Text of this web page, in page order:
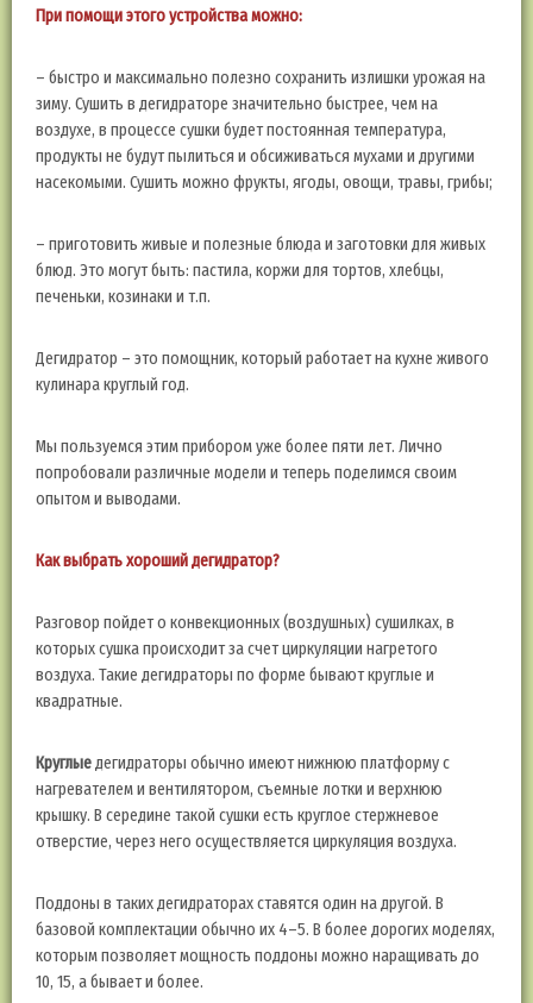
При помощи этого устройства можно:
– быстро и максимально полезно сохранить излишки урожая на
зиму. Сушить в дегидраторе значительно быстрее, чем на
воздухе, в процессе сушки будет постоянная температура,
продукты не будут пылиться и обсиживаться мухами и другими
насекомыми. Сушить можно фрукты, ягоды, овощи, травы, грибы;
– приготовить живые и полезные блюда и заготовки для живых
блюд. Это могут быть: пастила, коржи для тортов, хлебцы,
печеньки, козинаки и т.п.
Дегидратор – это помощник, который работает на кухне живого
кулинара круглый год.
Мы пользуемся этим прибором уже более пяти лет. Лично
попробовали различные модели и теперь поделимся своим
опытом и выводами.
Как выбрать хороший дегидратор?
Разговор пойдет о конвекционных (воздушных) сушилках, в
которых сушка происходит за счет циркуляции нагретого
воздуха. Такие дегидраторы по форме бывают круглые и
квадратные.
Круглыедегидраторы обычно имеют нижнюю платформу с
нагревателем и вентилятором, съемные лотки и верхнюю
крышку. В середине такой сушки есть круглое стержневое
отверстие, через него осуществляется циркуляция воздуха.
Поддоны в таких дегидраторах ставятся один на другой. В
базовой комплектации обычно их 4–5. В более дорогих моделях,
которым позволяет мощность поддоны можно наращивать до
10, 15, а бывает и более.